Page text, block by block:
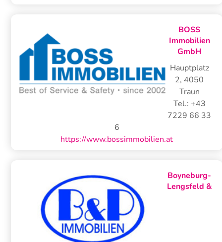
BOSS
Immobilien
GmbH
Hauptplatz
2, 4050
Traun
Tel.: +43
7229 66 33
6
https://www.bossimmobilien.at
Boyneburg-
Lengsfeld &